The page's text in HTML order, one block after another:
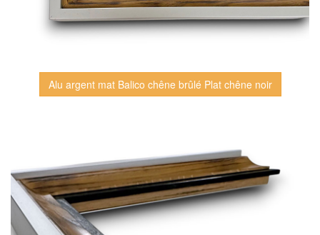
Alu argent mat Balico chêne brûlé Plat chêne noir